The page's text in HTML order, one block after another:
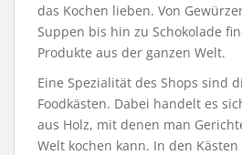
das Kochen lieben. Von
Suppen bis hin zu Schokolade
Produkte aus der ganzen Welt.
Eine Spezialität des Shops sind
Foodkästen. Dabei handelt es
aus Holz, mit denen man
Welt kochen kann. In den